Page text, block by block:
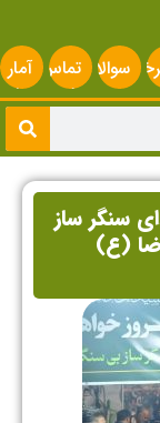
سوالات
متداول
تماس
با ما
آمار
سنگر ساز
(ع)